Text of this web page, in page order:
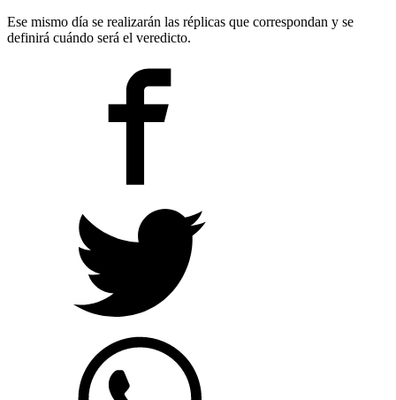
Ese mismo día se realizarán las réplicas que correspondan y se
definirá cuándo será el veredicto.